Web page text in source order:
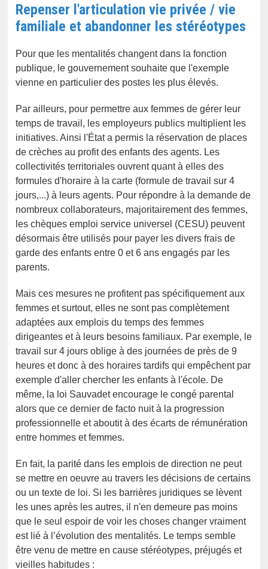
Repenser l'articulation vie privée / vie
familiale et abandonner les stéréotypes
Pour que les mentalités changent dans la fonction
publique, le gouvernement souhaite que l'exemple
vienne en particulier des postes les plus élevés.
Par ailleurs, pour permettre aux femmes de gérer leur
temps de travail, les employeurs publics multiplient les
initiatives. Ainsi l'État a permis la réservation de places
de crèches au profit des enfants des agents. Les
collectivités territoriales ouvrent quant à elles des
formules d'horaire à la carte (formule de travail sur 4
jours,...) à leurs agents. Pour répondre à la demande de
nombreux collaborateurs, majoritairement des femmes,
les chèques emploi service universel (CESU) peuvent
désormais être utilisés pour payer les divers frais de
garde des enfants entre 0 et 6 ans engagés par les
parents.
Mais ces mesures ne profitent pas spécifiquement aux
femmes et surtout, elles ne sont pas complètement
adaptées aux emplois du temps des femmes
dirigeantes et à leurs besoins familiaux. Par exemple, le
travail sur 4 jours oblige à des journées de près de 9
heures et donc à des horaires tardifs qui empêchent par
exemple d'aller chercher les enfants à l'école. De
même, la loi Sauvadet encourage le congé parental
alors que ce dernier de facto nuit à la progression
professionnelle et aboutit à des écarts de rémunération
entre hommes et femmes.
En fait, la parité dans les emplois de direction ne peut
se mettre en oeuvre au travers les décisions de certains
ou un texte de loi. Si les barrières juridiques se lèvent
les unes après les autres, il n'en demeure pas moins
que le seul espoir de voir les choses changer vraiment
est lié à l’évolution des mentalités. Le temps semble
être venu de mettre en cause stéréotypes, préjugés et
vieilles habitudes :